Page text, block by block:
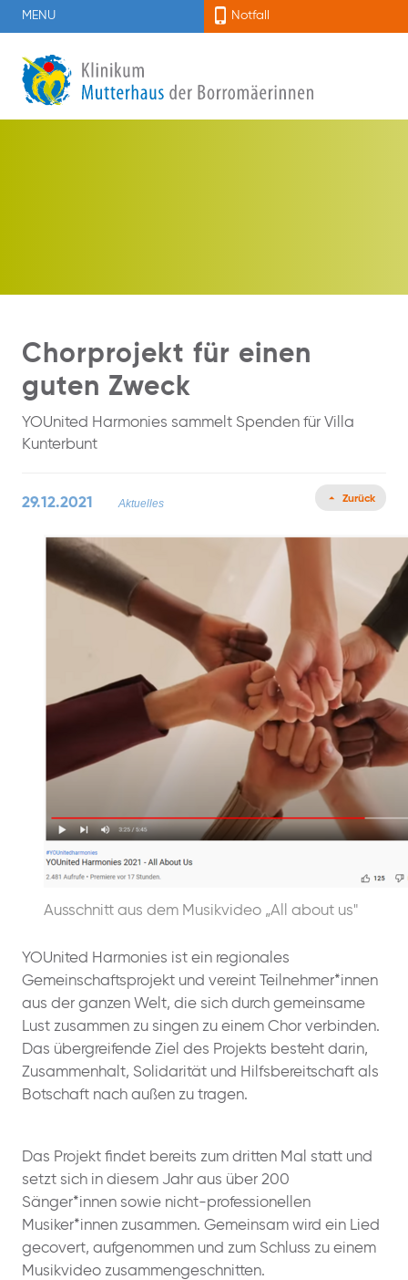
MENU Notfall
Chorprojekt für einen
guten Zweck
YOUnited Harmonies sammelt Spenden für Villa
Kunterbunt
29.12.2021 Aktuelles Zurück
Ausschnitt aus dem Musikvideo „All about us"
YOUnited Harmonies ist ein regionales
Gemeinschaftsprojekt und vereint Teilnehmer*innen
aus der ganzen Welt, die sich durch gemeinsame
Lust zusammen zu singen zu einem Chor verbinden.
Das übergreifende Ziel des Projekts besteht darin,
Zusammenhalt, Solidarität und Hilfsbereitschaft als
Botschaft nach außen zu tragen.
Das Projekt findet bereits zum dritten Mal statt und
setzt sich in diesem Jahr aus über 200
Sänger*innen sowie nicht-professionellen
Musiker*innen zusammen. Gemeinsam wird ein Lied
gecovert, aufgenommen und zum Schluss zu einem
Musikvideo zusammengeschnitten.